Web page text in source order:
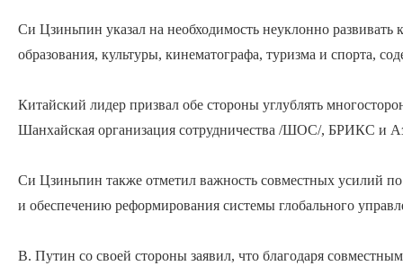
Си Цзиньпин указал на необходимость неуклонно
образования, культуры, кинематографа, туризма и спорта,
Китайский лидер призвал обе стороны углублять
Шанхайская организация сотрудничества /ШОС/, БРИКС и
Си Цзиньпин также отметил важность совместных усилий
и обеспечению реформирования системы глобального
В. Путин со своей стороны заявил, что благодаря